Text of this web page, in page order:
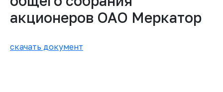
акционеров ОАО Меркатор
скачать документ